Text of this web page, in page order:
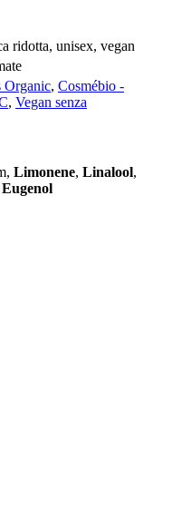
ridotta, unisex, vegan
Organic, Cosmébio -
, Vegan senza
Limonene, Linalool,
Eugenol